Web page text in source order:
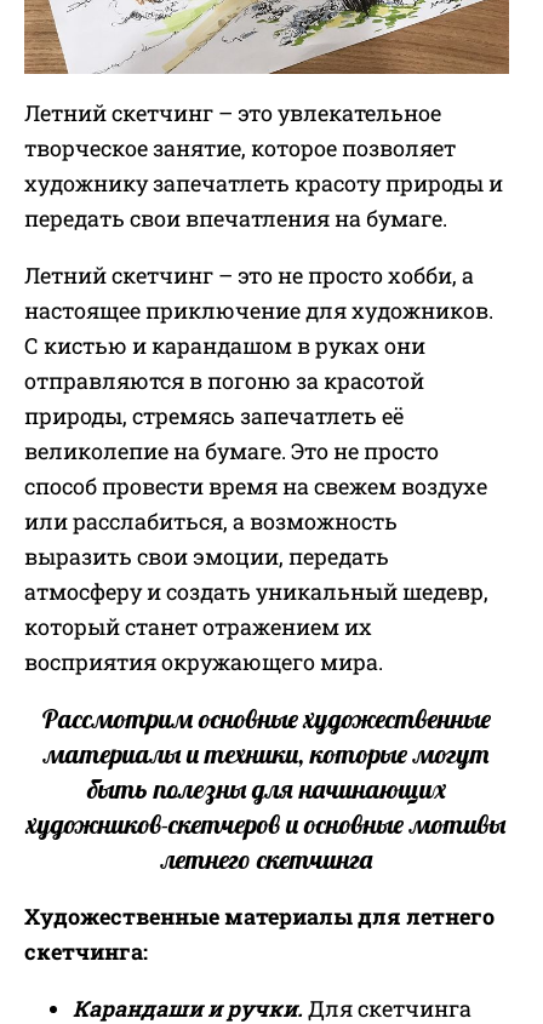
Летний скетчинг – это увлекательное
творческое занятие, которое позволяет
художнику запечатлеть красоту природы и
передать свои впечатления на бумаге.
Летний скетчинг – это не просто хобби, а
настоящее приключение для художников.
С кистью и карандашом в руках они
отправляются в погоню за красотой
природы, стремясь запечатлеть её
великолепие на бумаге. Это не просто
способ провести время на свежем воздухе
или расслабиться, а возможность
выразить свои эмоции, передать
атмосферу и создать уникальный шедевр,
который станет отражением их
восприятия окружающего мира.
Рассмотрим основные художественные
материалы и техники, которые могут
быть полезны для начинающих
художников-скетчеров и основные мотивы
летнего скетчинга
Художественные материалы для летнего
скетчинга:
Карандаши и ручки. Для скетчинга